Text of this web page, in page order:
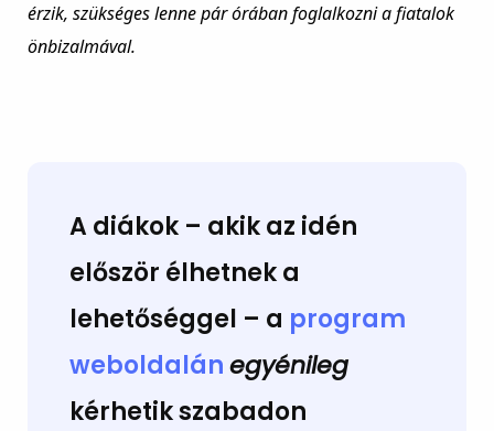
érzik, szükséges lenne pár órában foglalkozni a fiatalok
önbizalmával.
A diákok – akik az idén
először élhetnek a
lehetőséggel – a program
weboldalánegyénileg
kérhetik szabadon